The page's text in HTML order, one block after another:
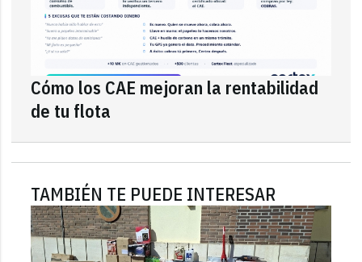
Cómo los CAE mejoran la rentabilidad
de tu flota
TAMBIÉN TE PUEDE INTERESAR